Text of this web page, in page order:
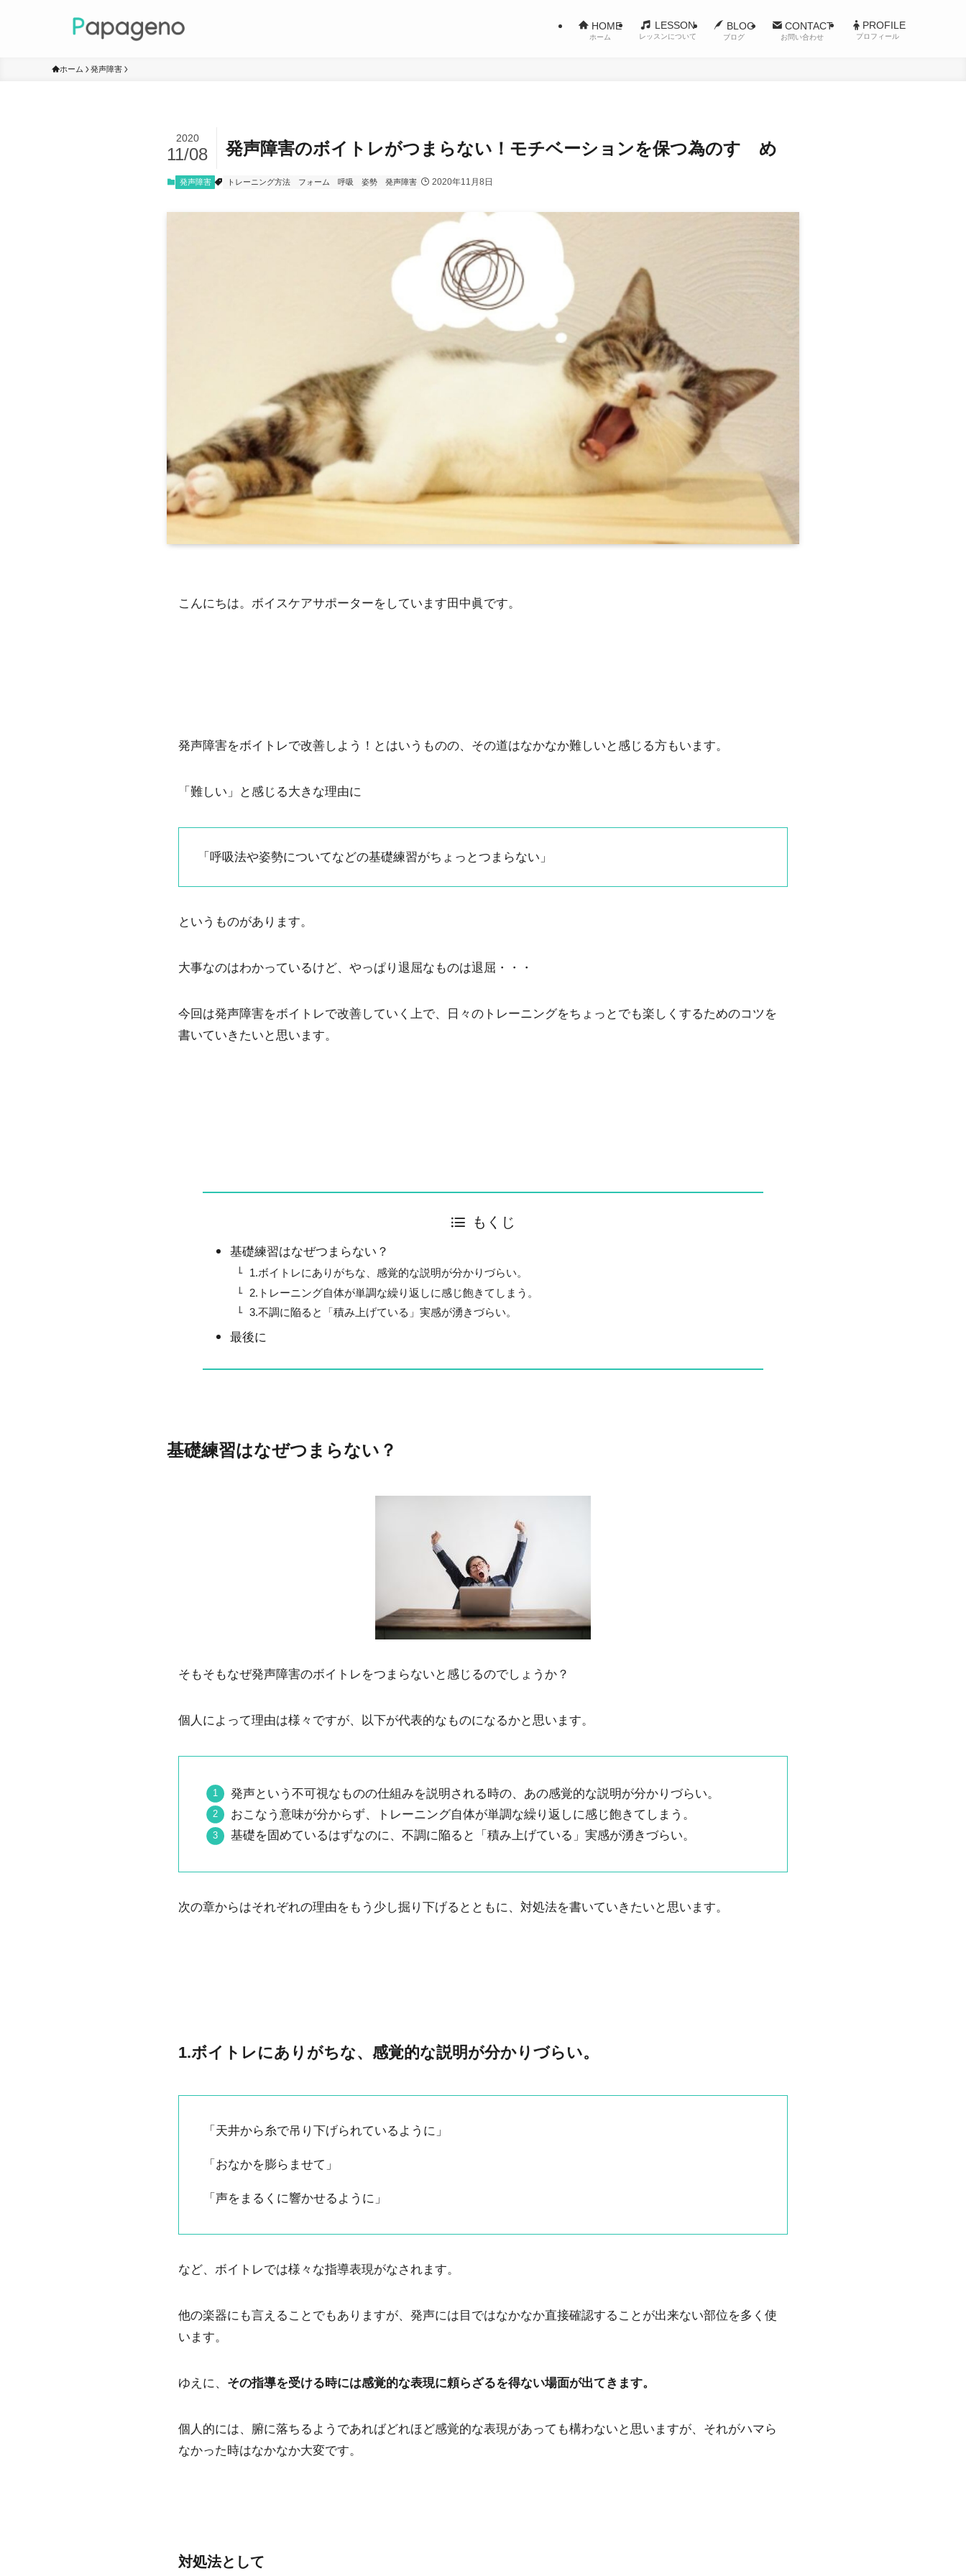
HOME
ホーム
LESSON
レッスンについて
BLOG
ブログ
CONTACT
お問い合わせ
PROFILE
プロフィール
ホーム 発声障害
発声障害のボイトレがつまらない！モチベーションを保つ為のすゝめ
2020
11/08
発声障害 トレーニング方法 フォーム 呼吸 姿勢 発声障害 2020年11月8日
こんにちは。ボイスケアサポーターをしています田中眞です。
発声障害をボイトレで改善しよう！とはいうものの、その道はなかなか難しいと感じる方もいます。
「難しい」と感じる大きな理由に
「呼吸法や姿勢についてなどの基礎練習がちょっとつまらない」
というものがあります。
大事なのはわかっているけど、やっぱり退屈なものは退屈・・・
今回は発声障害をボイトレで改善していく上で、日々のトレーニングをちょっとでも楽しくするためのコツを
書いていきたいと思います。
もくじ
基礎練習はなぜつまらない？
1.ボイトレにありがちな、感覚的な説明が分かりづらい。
2.トレーニング自体が単調な繰り返しに感じ飽きてしまう。
3.不調に陥ると「積み上げている」実感が湧きづらい。
最後に
基礎練習はなぜつまらない？
そもそもなぜ発声障害のボイトレをつまらないと感じるのでしょうか？
個人によって理由は様々ですが、以下が代表的なものになるかと思います。
発声という不可視なものの仕組みを説明される時の、あの感覚的な説明が分かりづらい。
おこなう意味が分からず、トレーニング自体が単調な繰り返しに感じ飽きてしまう。
基礎を固めているはずなのに、不調に陥ると「積み上げている」実感が湧きづらい。
次の章からはそれぞれの理由をもう少し掘り下げるとともに、対処法を書いていきたいと思います。
1.ボイトレにありがちな、感覚的な説明が分かりづらい。
「天井から糸で吊り下げられているように」
「おなかを膨らませて」
「声をまるくに響かせるように」
など、ボイトレでは様々な指導表現がなされます。
他の楽器にも言えることでもありますが、発声には目ではなかなか直接確認することが出来ない部位を多く使
います。
ゆえに、 その指導を受ける時には感覚的な表現に頼らざるを得ない場面が出てきます。
個人的には、 腑に落ちるようであればどれほど感覚的な表現があっても構わないと思いますが、それがハマら
なかった時はなかなか大変です。
対処法として